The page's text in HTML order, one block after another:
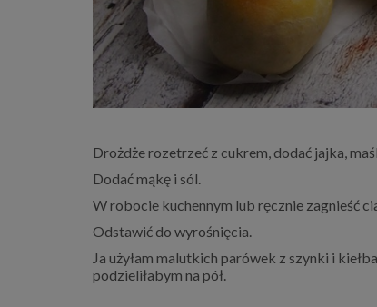
Drożdże rozetrzeć z cukrem, dodać jajka,
Dodać mąkę i sól.
W robocie kuchennym lub ręcznie zagnieść
Odstawić do wyrośnięcia.
Ja użyłam malutkich parówek z szynki i
podzieliłabym na pół.